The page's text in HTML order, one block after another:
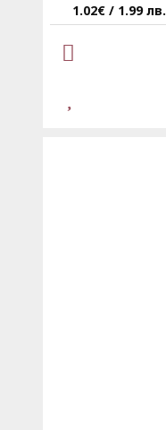
1.02€ / 1.99 лв.